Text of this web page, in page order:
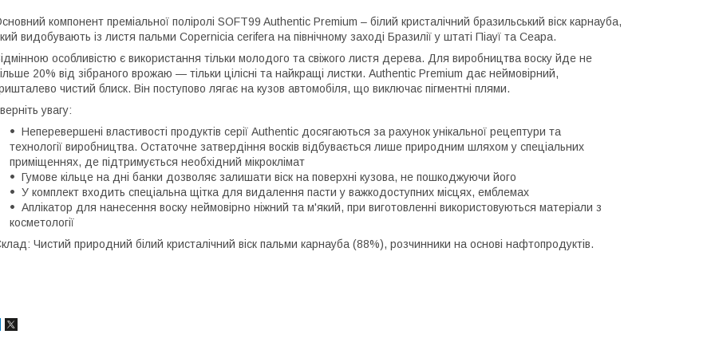
компонент преміальної поліролі SOFT99 Authentic Premium – білий кристалічний бразильський віск карнауба,
видобувають із листя пальми Copernicia cerifera на північному заході Бразилії у штаті Піауї та Сеара.
особливістю є використання тільки молодого та свіжого листя дерева. Для виробництва воску йде не
20% від зібраного врожаю — тільки цілісні та найкращі листки. Authentic Premium дає неймовірний,
чистий блиск. Він поступово лягає на кузов автомобіля, що виключає пігментні плями.
увагу:
Неперевершені властивості продуктів серії Authentic досягаються за рахунок унікальної рецептури та
технології виробництва. Остаточне затвердіння восків відбувається лише природним шляхом у спеціальних
приміщеннях, де підтримується необхідний мікроклімат
Гумове кільце на дні банки дозволяє залишати віск на поверхні кузова, не пошкоджуючи його
У комплект входить спеціальна щітка для видалення пасти у важкодоступних місцях, емблемах
Аплікатор для нанесення воску неймовірно ніжний та м'який, при виготовленні використовуються матеріали з
косметології
Чистий природний білий кристалічний віск пальми карнауба (88%), розчинники на основі нафтопродуктів.